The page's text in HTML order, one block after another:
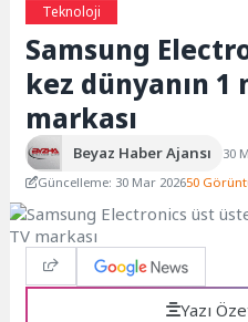
Teknoloji
Samsung
kez dünyanın 1
markası
Beyaz Haber Ajansı
30
Güncelleme: 30 Mar 202650
Yazı